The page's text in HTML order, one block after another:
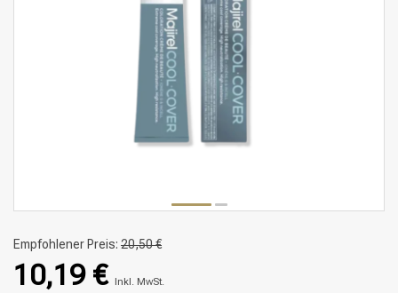
Empfohlener Preis: 20,50 €
10,19 € Inkl. MwSt.